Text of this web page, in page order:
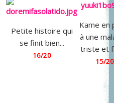
Petite histoire qui
se finit bien...
16/20
Kame en
à une
triste et
15/20